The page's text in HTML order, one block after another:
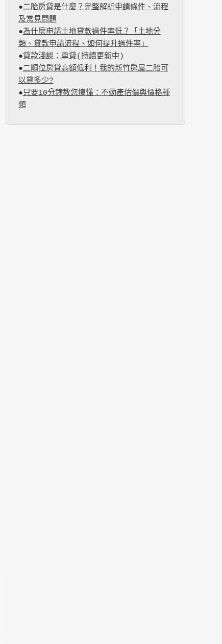
●二胎房貸是什麼？完整解析申請條件、流程
及常見問題
●為什麼申請土地貸款過件率低？「土地分
類、貸款申請流程、如何提升過件率」
●貸款淺談：車貸(持續更新中)
●二順位房貸高額低利！我的新竹房屋二胎可
以貸多少?
●只要10分鐘教您搞懂：不動產估價與價格種
類